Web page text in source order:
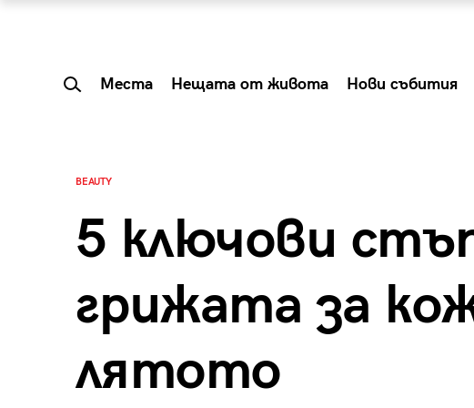
Места Нещата от живота Нови събития
BEAUTY
5 ключови
грижата за
лятотоSummer Prelude: как